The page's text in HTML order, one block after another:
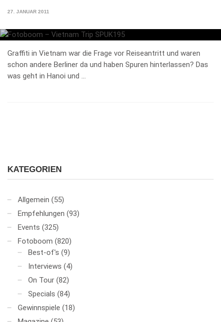
27. JANUAR 2011
Graffiti in Vietnam war die Frage vor Reiseantritt und waren
schon andere Berliner da und haben Spuren hinterlassen? Das
was geht in Hanoi und …
KATEGORIEN
Allgemein (55)
Empfehlungen (93)
Events (325)
Fotoboom (820)
Best-of's (9)
Interviews (4)
On Tour (82)
Specials (84)
Gewinnspiele (18)